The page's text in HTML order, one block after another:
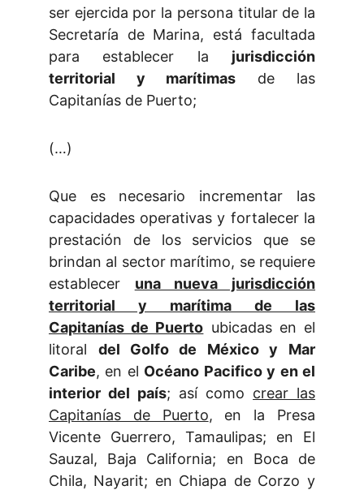
ser ejercida por la persona titular de la
Secretaría de Marina, está facultada
para establecer la jurisdicción
territorial y marítimas de las
Capitanías de Puerto;
(…)
Que es necesario incrementar las
capacidades operativas y fortalecer la
prestación de los servicios que se
brindan al sector marítimo, se requiere
establecer una nueva jurisdicción
territorial y marítima de las
Capitanías de Puerto ubicadas en el
litoral del Golfo de México y Mar
Caribe, en el Océano Pacifico y en el
interior del país; así como crear las
Capitanías de Puerto, en la Presa
Vicente Guerrero, Tamaulipas; en El
Sauzal, Baja California; en Boca de
Chila, Nayarit; en Chiapa de Corzo y